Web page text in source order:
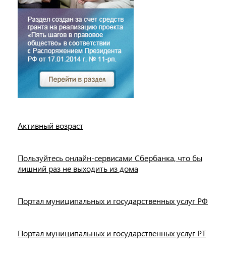
Активный возраст
Пользуйтесь онлайн-сервисами Сбербанка, что бы
лишний раз не выходить из дома
Портал муниципальных и государственных услуг РФ
Портал муниципальных и государственных услуг РТ